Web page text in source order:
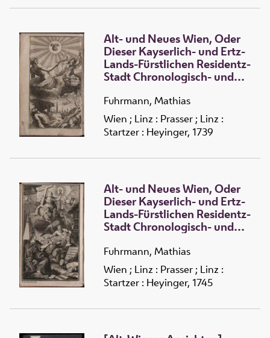
Alt- und Neues Wien, Oder
Dieser Kayserlich- und Ertz-
Lands-Fürstlichen Residentz-
Stadt Chronologisch- und
2 :Von den mittleren- Biß
auf gegenwärtige Zeiten :
Aus verschiedenen
bewehrten Auctoribus, und
Kupfern herausgegeben
Fuhrmann, Mathias
Wien ; Linz : Prasser ; Linz :
Startzer : Heyinger, 1739
Alt- und Neues Wien, Oder
Dieser Kayserlich- und Ertz-
Lands-Fürstlichen Residentz-
Stadt Chronologisch- und
1 :Von derselben
vermuthlichen Ursprung an
biß auf die neuen Zeiten
Fuhrmann, Mathias
Wien ; Linz : Prasser ; Linz :
Startzer : Heyinger, 1745